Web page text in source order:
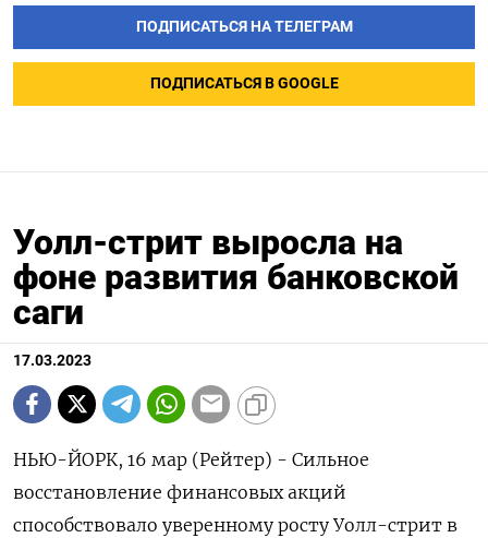
ПОДПИСАТЬСЯ НА ТЕЛЕГРАМ
ПОДПИСАТЬСЯ В GOOGLE
Уолл-стрит выросла на
фоне развития банковской
саги
17.03.2023
НЬЮ-ЙОРК, 16 мар (Рейтер) - Сильное
восстановление финансовых акций
способствовало уверенному росту Уолл-стрит в